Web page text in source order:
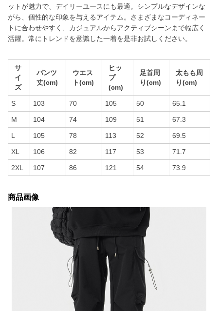
ットが魅力で、デイリーユースにも最適。シンプルなデザインな
がら、個性的な印象を与えるアイテム。さまざまなコーディネー
トに合わせやすく、カジュアルからアクティブシーンまで幅広く
活躍。常にトレンドを意識した一着を是非お試しください。
サ
イ
ズ
パンツ
丈(cm)
ウエス
ト(cm)
ヒッ
プ
(cm)
足首周
り(cm)
太もも周
り(cm)
S 103 70 105 50 65.1
M 104 74 109 51 67.3
L 105 78 113 52 69.5
XL 106 82 117 53 71.7
2XL 107 86 121 54 73.9
商品画像